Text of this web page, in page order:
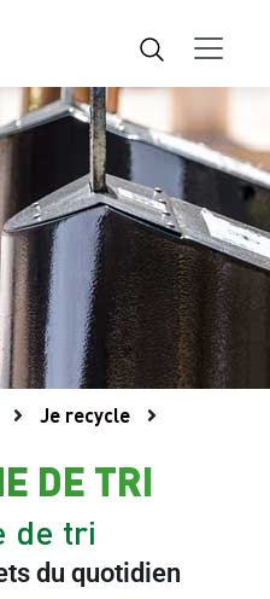
Je recycle
DE TRI
de tri
du quotidien